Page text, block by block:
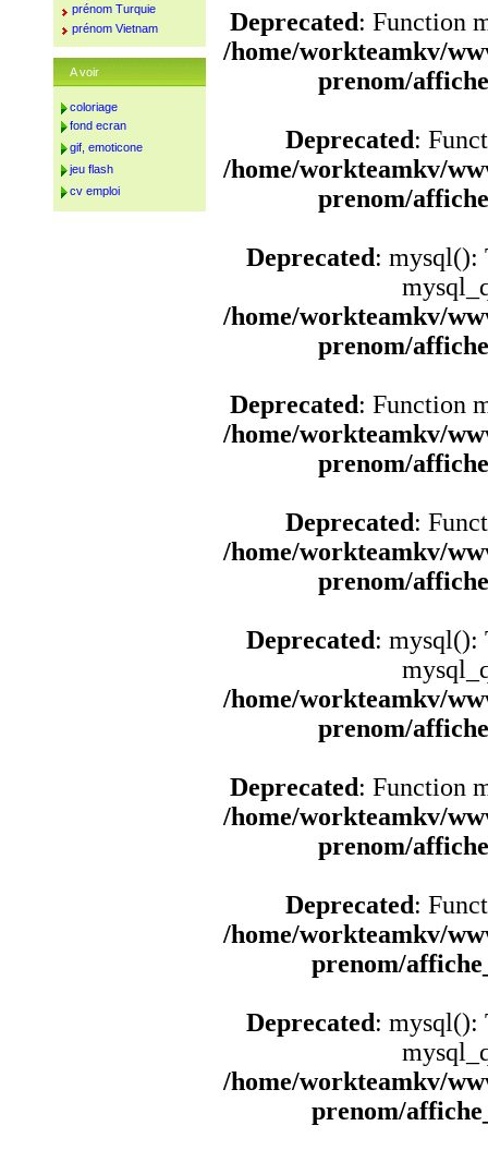
Deprecated: Function
/home/workteamkv/
prenom/
Deprecated:
/home/workteamkv/
prenom/
Deprecated: mysql():
/home/workteamkv/
prenom/
Deprecated: Function
/home/workteamkv/
prenom/
Deprecated:
/home/workteamkv/
prenom/
Deprecated: mysql():
/home/workteamkv/
prenom/
Deprecated: Function
/home/workteamkv/
prenom/
Deprecated:
/home/workteamkv/
prenom/
Deprecated: mysql():
/home/workteamkv/
prenom/
prénom Turquie
prénom Vietnam
A voir
coloriage
fond ecran
gif, emoticone
jeu flash
cv emploi